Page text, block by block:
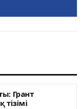
Грант
тізімі